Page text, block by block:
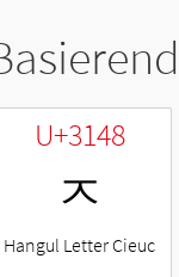
U+3148
ㅈ
Hangul Letter Cieuc